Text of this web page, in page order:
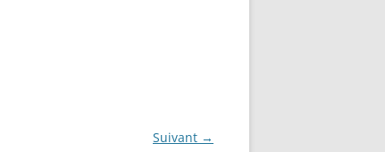
Suivant →